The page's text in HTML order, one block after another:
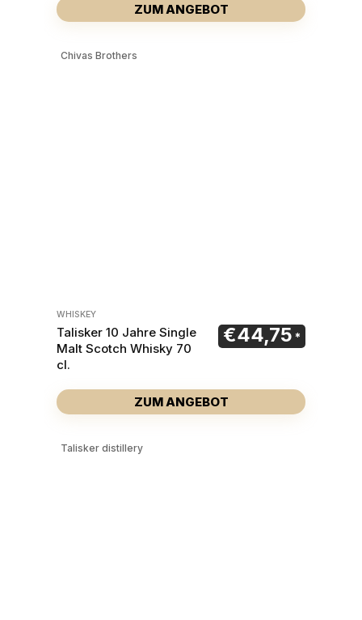
ZUM ANGEBOT
Chivas Brothers
WHISKEY
Talisker 10 Jahre Single
Malt Scotch Whisky 70
cl.
€44,75
ZUM ANGEBOT
Talisker distillery